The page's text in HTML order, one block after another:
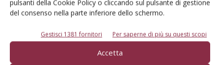
pulsanti della Cookie Policy o cliccando sul pulsante di gestione
del consenso nella parte inferiore dello schermo.
Gestisci 1381 fornitori Per saperne di più su questi scopi
Accetta
Un momento del convegno pomeridiano
ha illustrato nel dettaglio alcuni